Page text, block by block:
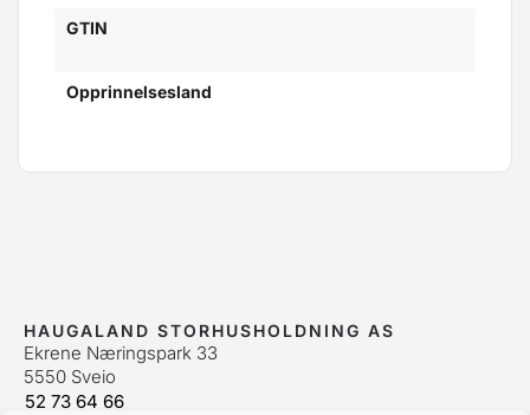
GTIN
Opprinnelsesland
HAUGALAND STORHUSHOLDNING AS
Ekrene Næringspark 33
5550 Sveio
52 73 64 66